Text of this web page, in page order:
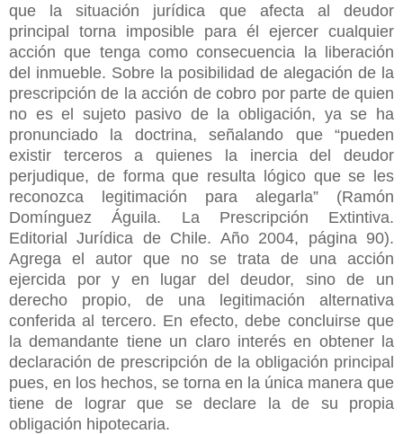
que la situación jurídica que afecta al deudor
principal torna imposible para él ejercer cualquier
acción que tenga como consecuencia la liberación
del inmueble. Sobre la posibilidad de alegación de la
prescripción de la acción de cobro por parte de quien
no es el sujeto pasivo de la obligación, ya se ha
pronunciado la doctrina, señalando que “pueden
existir terceros a quienes la inercia del deudor
perjudique, de forma que resulta lógico que se les
reconozca legitimación para alegarla” (Ramón
Domínguez Águila. La Prescripción Extintiva.
Editorial Jurídica de Chile. Año 2004, página 90).
Agrega el autor que no se trata de una acción
ejercida por y en lugar del deudor, sino de un
derecho propio, de una legitimación alternativa
conferida al tercero. En efecto, debe concluirse que
la demandante tiene un claro interés en obtener la
declaración de prescripción de la obligación principal
pues, en los hechos, se torna en la única manera que
tiene de lograr que se declare la de su propia
obligación hipotecaria.